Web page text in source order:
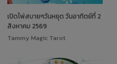
เปิดไพ่สบายๆวันหยุด วันอาทิตย์ที่ 2
สิงหาคม 2569
Tammy Magic Tarot